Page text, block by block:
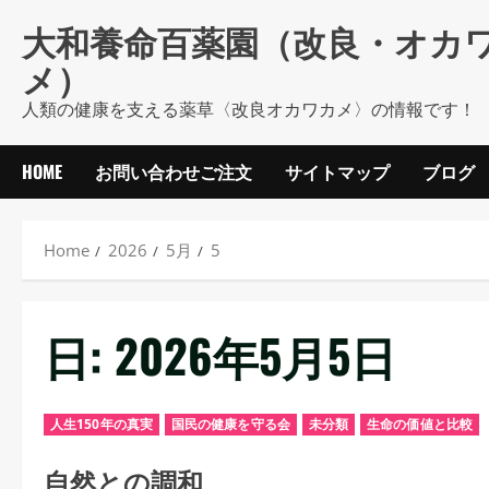
content
大和養命百薬園（改良・オカ
メ）
人類の健康を支える薬草〈改良オカワカメ〉の情報です！
HOME お問い合わせご注文 サイトマップ ブログ
Home 2026 5月 5
日: 2026年5月5日
人生150年の真実 国民の健康を守る会 未分類 生命の価値と比較
自然との調和